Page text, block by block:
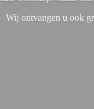
Wij ontvangen u ook